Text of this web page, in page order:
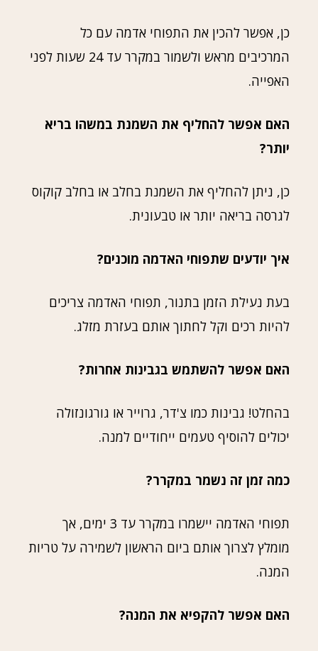
כן, אפשר להכין את התפוחי אדמה עם כל
המרכיבים מראש ולשמור במקרר עד 24 שעות לפני
האפייה.
האם אפשר להחליף את השמנת במשהו בריא
יותר?
כן, ניתן להחליף את השמנת בחלב או בחלב קוקוס
לגרסה בריאה יותר או טבעונית.
איך יודעים שתפוחי האדמה מוכנים?
בעת נעילת הזמן בתנור, תפוחי האדמה צריכים
להיות רכים וקל לחתוך אותם בעזרת מזלג.
האם אפשר להשתמש בגבינות אחרות?
בהחלט! גבינות כמו צ'דר, גרוייר או גורגונזולה
יכולים להוסיף טעמים ייחודיים למנה.
כמה זמן זה נשמר במקרר?
תפוחי האדמה יישמרו במקרר עד 3 ימים, אך
מומלץ לצרוך אותם ביום הראשון לשמירה על טריות
המנה.
האם אפשר להקפיא את המנה?